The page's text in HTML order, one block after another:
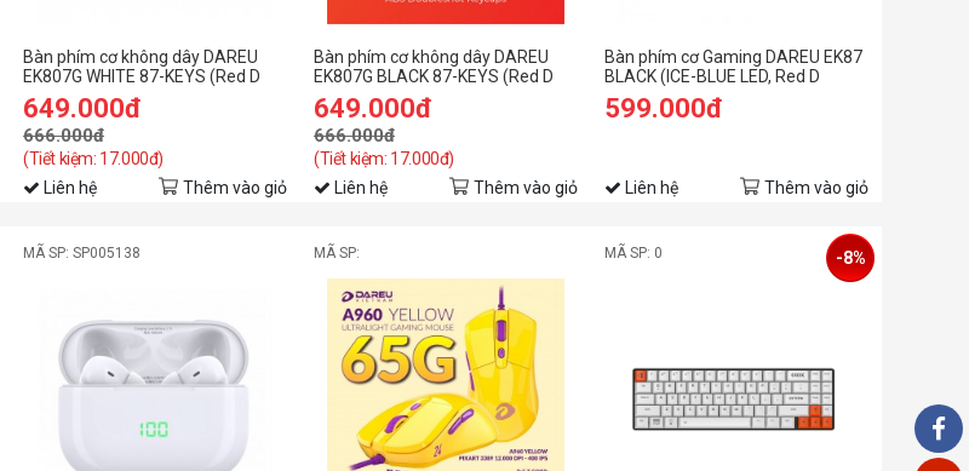
Bàn phím cơ không dây DAREU
EK807G WHITE 87-KEYS (Red D
switch)
649.000đ
666.000đ
(Tiết kiệm: 17.000đ)
Liên hệ Thêm vào giỏ
Bàn phím cơ không dây DAREU
EK807G BLACK 87-KEYS (Red D
switch)
649.000đ
666.000đ
(Tiết kiệm: 17.000đ)
Liên hệ Thêm vào giỏ
Bàn phím cơ Gaming DAREU EK87
BLACK (ICE-BLUE LED, Red D
switch)
599.000đ
Liên hệ Thêm vào giỏ
MÃ SP: SP005138 MÃ SP: MÃ SP: 0 -8%